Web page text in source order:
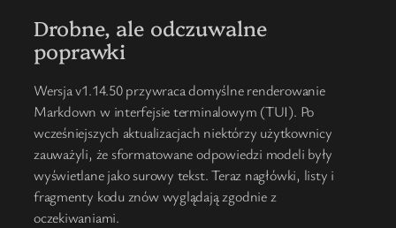
Drobne, ale odczuwalne
poprawki
Wersja v1.14.50 przywraca domyślne renderowanie
Markdown w interfejsie terminalowym (TUI). Po
wcześniejszych aktualizacjach niektórzy użytkownicy
zauważyli, że sformatowane odpowiedzi modeli były
wyświetlane jako surowy tekst. Teraz nagłówki, listy i
fragmenty kodu znów wyglądają zgodnie z
oczekiwaniami.